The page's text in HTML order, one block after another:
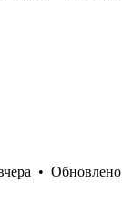
• Обновлено